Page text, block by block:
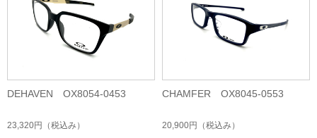
DEHAVEN OX8054-0453
23,320円 （税込み）
CHAMFER OX8045-0553
20,900円 （税込み）